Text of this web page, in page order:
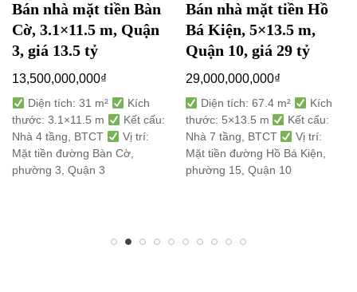
Bán nhà mặt tiền Bàn
Cờ, 3.1×11.5 m, Quận
3, giá 13.5 tỷ
13,500,000,000₫
Diện tích: 31 m²
Kích
thước: 3.1×11.5 m
Kết cấu:
Nhà 4 tầng, BTCT
Vị trí:
Mặt tiền đường Bàn Cờ,
phường 3, Quận 3
Bán nhà mặt tiền Hồ
Bá Kiện, 5×13.5 m,
Quận 10, giá 29 tỷ
29,000,000,000₫
Diện tích: 67.4 m²
Kích
thước: 5×13.5 m
Kết cấu:
Nhà 7 tầng, BTCT
Vị trí:
Mặt tiền đường Hồ Bá Kiện,
phường 15, Quận 10